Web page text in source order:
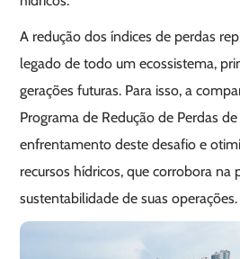
A redução dos índices de perdas
legado de todo um ecossistema,
gerações futuras. Para isso, a
Programa de Redução de Perdas
enfrentamento deste desafio e
recursos hídricos, que corrobora na
sustentabilidade de suas operações.